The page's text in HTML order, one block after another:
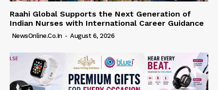
Raahi Global Supports the Next Generation of
Indian Nurses with International Career Guidance
NewsOnline.co.in - August 6, 2026